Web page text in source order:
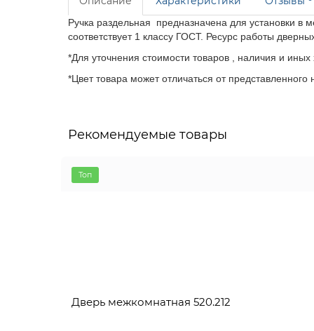
Ручка раздельная предназначена для установки в
соответствует 1 классу ГОСТ. Ресурс работы
*Для уточнения стоимости товаров , наличия и
*Цвет товара может отличаться от
Рекомендуемые товары
Топ
Дверь межкомнатная 520.212